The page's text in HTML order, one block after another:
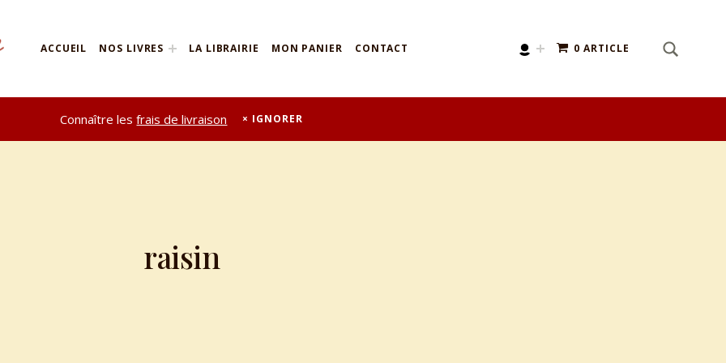
ACCUEIL NOS LIVRES LA LIBRAIRIE MON PANIER CONTACT 0 ARTICLE Search for:
Connaître lesfrais de livraison IGNORER
raisin